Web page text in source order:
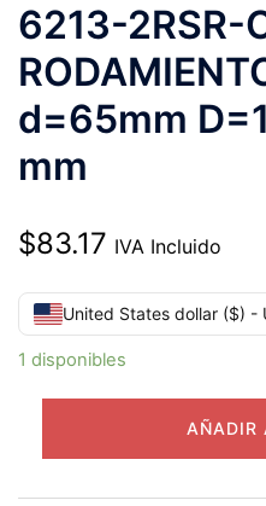
6213-2RSR-
d=65mm
mm
$83.17 IVA Incluido
United States dollar ($) -
1 disponibles
AÑADIR